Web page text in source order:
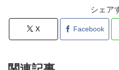
シェア
X Facebook